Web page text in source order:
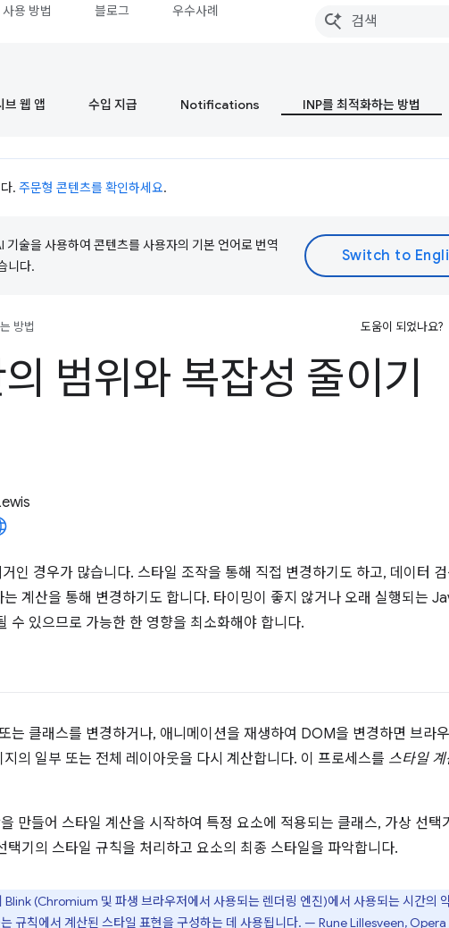
용 방법 블로그 우수사례
브 웹 앱 수입 지급 Notifications INP를 최적화하는 방법
. 주문형 콘텐츠를 확인하세요.
술을 사용하여 콘텐츠를 사용자의 기본 언어로 번역
니다.
방법 도움이 되었나요?
범위와 복잡성 줄이기
인 경우가 많습니다. 스타일 조작을 통해 직접 변경하기도 하고, 데이터
계산을 통해 변경하기도 합니다. 타이밍이 좋지 않거나 오래 실행되는
수 있으므로 가능한 한 영향을 최소화해야 합니다.
는 클래스를 변경하거나, 애니메이션을 재생하여 DOM을 변경하면 브라
의 일부 또는 전체 레이아웃을 다시 계산합니다. 이 프로세스를 스타일 계
만들어 스타일 계산을 시작하여 특정 요소에 적용되는 클래스, 가상 선택
택기의 스타일 규칙을 처리하고 요소의 최종 스타일을 파악합니다.
Blink (Chromium 및 파생 브라우저에서 사용되는 렌더링 엔진)에서 사용되는 시간의
규칙에서 계산된 스타일 표현을 구성하는 데 사용됩니다. — Rune Lillesveen, Opera